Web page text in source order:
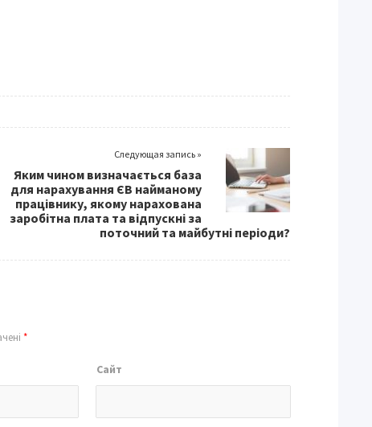
Следующая запись »
Яким чином визначається база
для нарахування ЄВ найманому
працівнику, якому нарахована
заробітна плата та відпускні за
поточний та майбутні періоди?
*
Сайт